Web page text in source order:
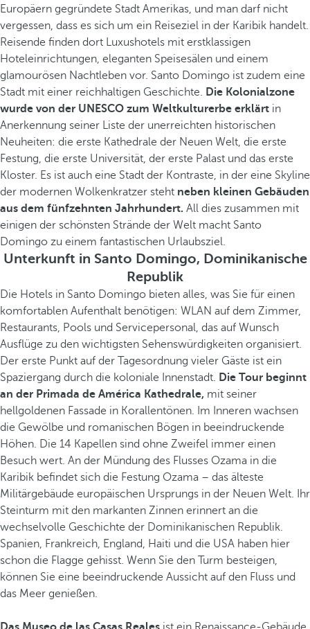
Europäern gegründete Stadt Amerikas, und man darf nicht
vergessen, dass es sich um ein Reiseziel in der Karibik handelt.
Reisende finden dort Luxushotels mit erstklassigen
Hoteleinrichtungen, eleganten Speisesälen und einem
glamourösen Nachtleben vor. Santo Domingo ist zudem eine
Stadt mit einer reichhaltigen Geschichte. Die Kolonialzone
wurde von der UNESCO zum Weltkulturerbe erklärt in
Anerkennung seiner Liste der unerreichten historischen
Neuheiten: die erste Kathedrale der Neuen Welt, die erste
Festung, die erste Universität, der erste Palast und das erste
Kloster. Es ist auch eine Stadt der Kontraste, in der eine Skyline
der modernen Wolkenkratzer steht neben kleinen Gebäuden
aus dem fünfzehnten Jahrhundert. All dies zusammen mit
einigen der schönsten Strände der Welt macht Santo
Domingo zu einem fantastischen Urlaubsziel.
Unterkunft in Santo Domingo, Dominikanische
Republik
Die Hotels in Santo Domingo bieten alles, was Sie für einen
komfortablen Aufenthalt benötigen: WLAN auf dem Zimmer,
Restaurants, Pools und Servicepersonal, das auf Wunsch
Ausflüge zu den wichtigsten Sehenswürdigkeiten organisiert.
Der erste Punkt auf der Tagesordnung vieler Gäste ist ein
Spaziergang durch die koloniale Innenstadt. Die Tour beginnt
an der Primada de América Kathedrale, mit seiner
hellgoldenen Fassade in Korallentönen. Im Inneren wachsen
die Gewölbe und romanischen Bögen in beeindruckende
Höhen. Die 14 Kapellen sind ohne Zweifel immer einen
Besuch wert. An der Mündung des Flusses Ozama in die
Karibik befindet sich die Festung Ozama – das älteste
Militärgebäude europäischen Ursprungs in der Neuen Welt. Ihr
Steinturm mit den markanten Zinnen erinnert an die
wechselvolle Geschichte der Dominikanischen Republik.
Spanien, Frankreich, England, Haiti und die USA haben hier
schon die Flagge gehisst. Wenn Sie den Turm besteigen,
können Sie eine beeindruckende Aussicht auf den Fluss und
das Meer genießen.